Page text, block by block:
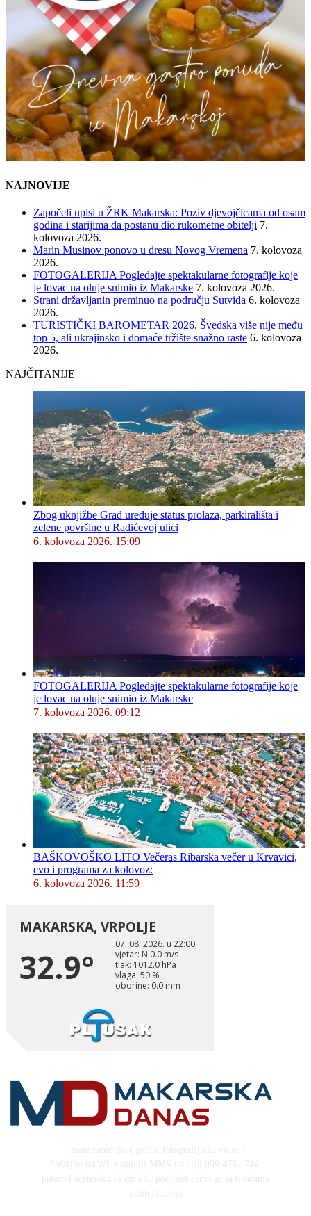
NAJNOVIJE
Započeli upisi u ŽRK Makarska: Poziv djevojčicama od osam
godina i starijima da postanu dio rukometne obitelji 7.
kolovoza 2026.
Marin Musinov ponovo u dresu Novog Vremena 7. kolovoza
2026.
FOTOGALERIJA Pogledajte spektakularne fotografije koje
je lovac na oluje snimio iz Makarske 7. kolovoza 2026.
Strani državljanin preminuo na području Sutvida 6. kolovoza
2026.
TURISTIČKI BAROMETAR 2026. Švedska više nije među
top 5, ali ukrajinsko i domaće tržište snažno raste 6. kolovoza
2026.
NAJČITANIJE
Zbog uknjižbe Grad uređuje status prolaza, parkirališta i
zelene površine u Radićevoj ulici
6. kolovoza 2026. 15:09
FOTOGALERIJA Pogledajte spektakularne fotografije koje
je lovac na oluje snimio iz Makarske
7. kolovoza 2026. 09:12
BAŠKOVOŠKO LITO Večeras Ribarska večer u Krvavici,
evo i programa za kolovoz:
6. kolovoza 2026. 11:59